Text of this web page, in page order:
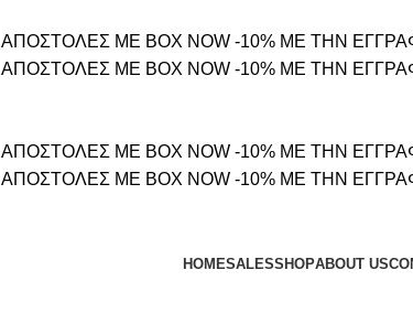
ΑΠΟΣΤΟΛΕΣ ΜΕ BOX NOW -10% ΜΕ ΤΗΝ
ΑΠΟΣΤΟΛΕΣ ΜΕ BOX NOW -10% ΜΕ ΤΗΝ
ΑΠΟΣΤΟΛΕΣ ΜΕ BOX NOW -10% ΜΕ ΤΗΝ
ΑΠΟΣΤΟΛΕΣ ΜΕ BOX NOW -10% ΜΕ ΤΗΝ
HOMESALESSHOPABOUT US